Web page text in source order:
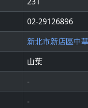
02-29126896
新北市新店區中
山葉
-
-